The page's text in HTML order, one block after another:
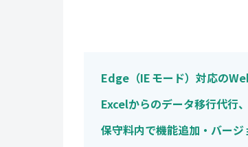
Edge（IE モード）対応の
Excelからのデータ移行代行
保守料内で機能追加・バー